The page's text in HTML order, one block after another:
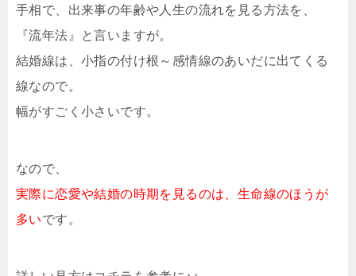
手相で、出来事の年齢や人生の流れを見る方法を、
『流年法』と言いますが。
結婚線は、小指の付け根～感情線のあいだに出てくる
線なので。
幅がすごく小さいです。
なので、
実際に恋愛や結婚の時期を見るのは、生命線のほうが
多いです。